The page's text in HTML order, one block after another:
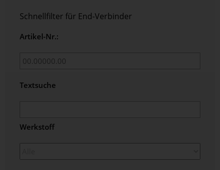
Schnellfilter für End-Verbinder
Artikel-Nr.:
Textsuche
Werkstoff